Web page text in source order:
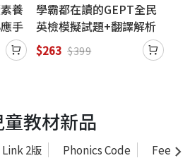
養
手
學霸都在讀的GEPT全民
英檢模擬試題+翻譯解析
(初試複試) 初級
$263 $399
教材新品
2版 Phonics Code Feel